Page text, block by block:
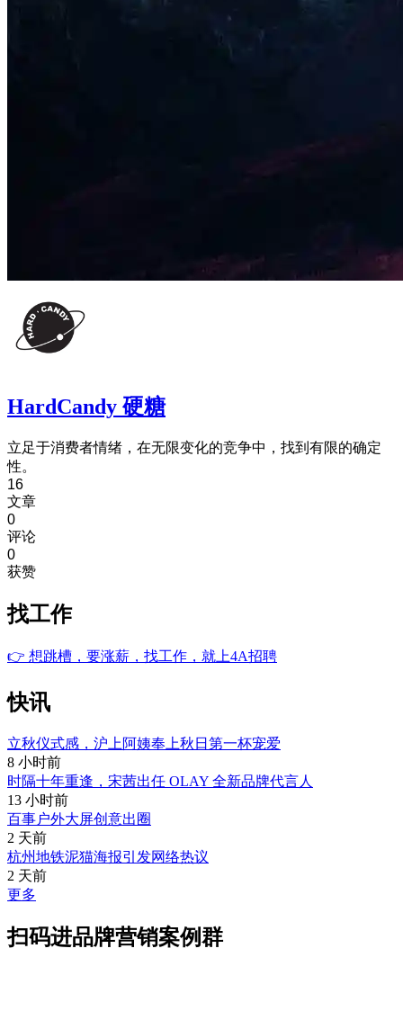
HardCandy 硬糖
立足于消费者情绪，在无限变化的竞争中，找到有限的确定
性。
16
文章
0
评论
0
获赞
找工作
👉 想跳槽，要涨薪，找工作，就上4A招聘
快讯
立秋仪式感，沪上阿姨奉上秋日第一杯宠爱
8 小时前
时隔十年重逢，宋茜出任 OLAY 全新品牌代言人
13 小时前
百事户外大屏创意出圈
2 天前
杭州地铁泥猫海报引发网络热议
2 天前
更多
扫码进品牌营销案例群